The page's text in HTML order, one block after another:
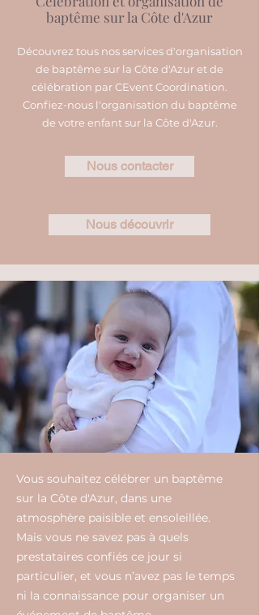
baptême sur la Côte d'Azur
Découvrez tous nos services d'organisation
de baptême sur la Côte d'Azur et de
célébration par CEvent Coordination.
Confiez-nous l'organisation du baptême
de votre enfant sur la Côte d'Azur.
Nous contacter
Nous découvrir
Vous souhaitez célébrer un baptême
sur la Côte d'Azur, dans une
atmosphère paisible et ensoleillée.
Mais vous ne savez pas à quels
prestataires confiés ce jour si
particulier, et vous n’avez pas le temps
ni la connaissance pour organiser un